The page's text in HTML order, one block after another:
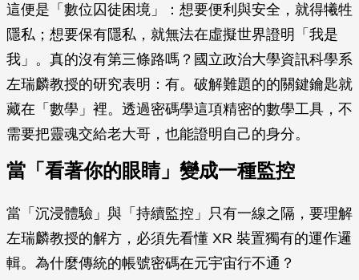
這便是「數位囚徒困境」：想要便利與安全，就得犧牲
隱私；想要保有隱私，就無法在虛擬世界證明「我是
我」。真的沒有第三條路嗎？國立政治大學資訊科學系
左瑞麟教授的研究表明：有。破解難題的的關鍵鑰匙就
藏在「數學」裡。透過密碼學這項精密的數學工具，不
需要把靈魂交給老大哥，也能證明自己的身分。
當「看著你的眼睛」變成一種監控
當「沉浸體驗」與「持續監控」只有一線之隔，要理解
左瑞麟教授的解方，必須先看懂 XR 裝置獨有的運作邏
輯。為什麼傳統的帳號密碼在元宇宙行不通？